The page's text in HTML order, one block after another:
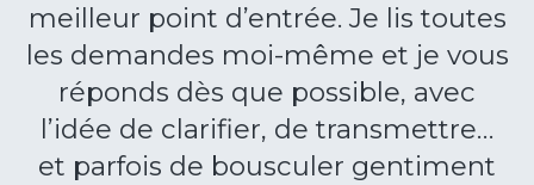
meilleur point d’entrée. Je lis toutes
les demandes moi-même et je vous
réponds dès que possible, avec
l’idée de clarifier, de transmettre…
et parfois de bousculer gentiment